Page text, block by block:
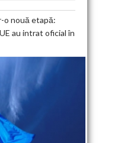
o nouă etapă:
au intrat oficial în